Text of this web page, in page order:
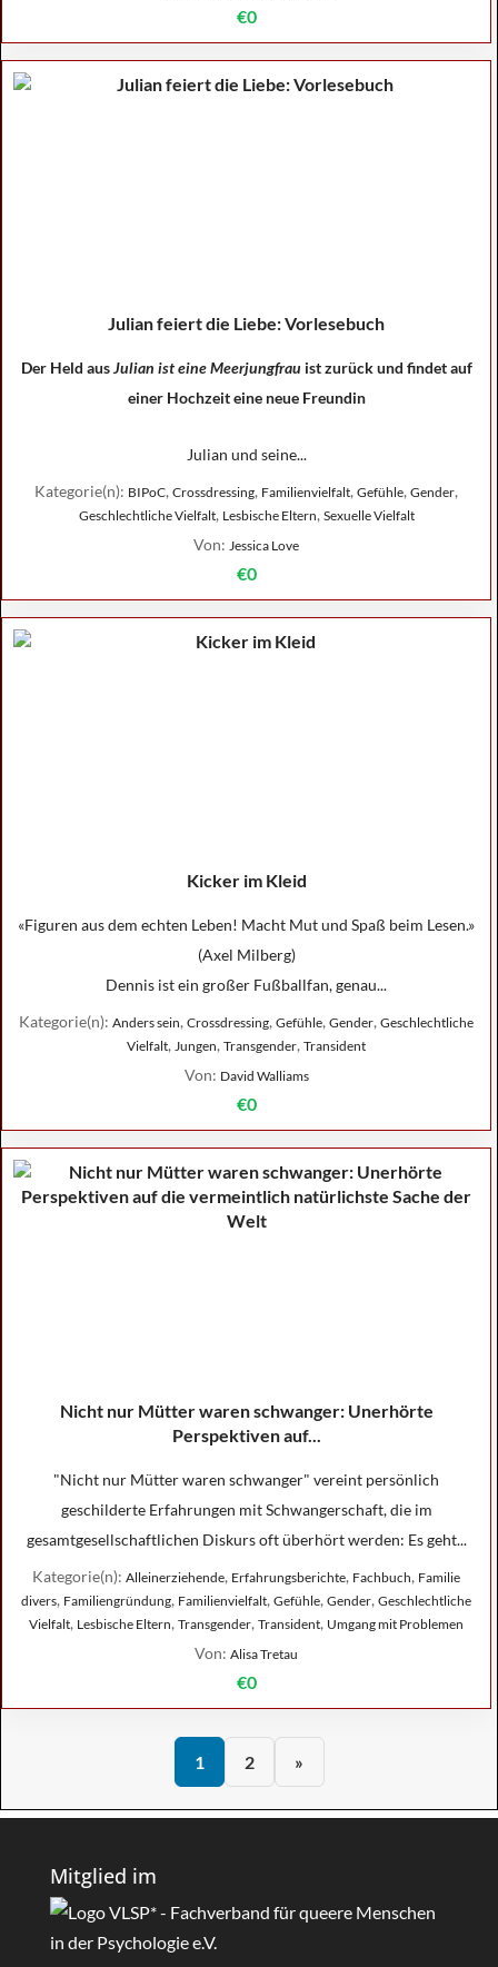
€0
Julian feiert die Liebe: Vorlesebuch
Der Held ausJulian ist eine Meerjungfrauist zurück und findet auf
einer Hochzeit eine neue Freundin
Julian und seine...
Kategorie(n): BIPoC, Crossdressing, Familienvielfalt, Gefühle, Gender,
Geschlechtliche Vielfalt, Lesbische Eltern, Sexuelle Vielfalt
Von: Jessica Love
€0
Kicker im Kleid
«Figuren aus dem echten Leben! Macht Mut und Spaß beim Lesen.»
(Axel Milberg)
Dennis ist ein großer Fußballfan, genau...
Kategorie(n): Anders sein, Crossdressing, Gefühle, Gender, Geschlechtliche
Vielfalt, Jungen, Transgender, Transident
Von: David Walliams
€0
Nicht nur Mütter waren schwanger: Unerhörte
Perspektiven auf...
"Nicht nur Mütter waren schwanger" vereint persönlich
geschilderte Erfahrungen mit Schwangerschaft, die im
gesamtgesellschaftlichen Diskurs oft überhört werden: Es geht...
Kategorie(n): Alleinerziehende, Erfahrungsberichte, Fachbuch, Familie
divers, Familiengründung, Familienvielfalt, Gefühle, Gender, Geschlechtliche
Vielfalt, Lesbische Eltern, Transgender, Transident, Umgang mit Problemen
Von: Alisa Tretau
€0
1 2 »
Mitglied im